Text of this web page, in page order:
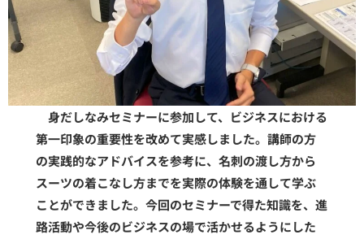
身だしなみセミナーに参加して、ビジネスにおける
第一印象の重要性を改めて実感しました。講師の方
の実践的なアドバイスを参考に、名刺の渡し方から
スーツの着こなし方までを実際の体験を通して学ぶ
ことができました。今回のセミナーで得た知識を、進
路活動や今後のビジネスの場で活かせるようにした